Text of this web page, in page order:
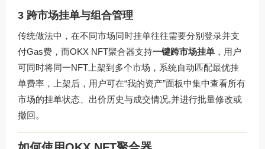
3 跨市场挂单与组合管理
传统做法中，在不同市场同时挂单往往需要分别登录并支
付Gas费，而OKX NFT聚合器支持一键跨市场挂单 ，用户
可同时将同一NFT上架到多个市场，系统自动匹配最优挂
单费率，上架后，用户可在“我的资产”面板中集中查看所有
市场的挂单状态、出价历史与成交情况,并进行批量修改或
撤回。